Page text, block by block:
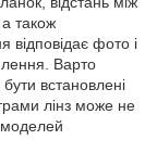
а також
відповідає фото і
Варто
встановлені
лінз може не
моделей